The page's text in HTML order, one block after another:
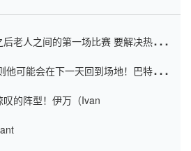
老人之间的第一场比赛 要解决热情的
可能会在下一天回到场地！巴特勒迈
的阵型！伊万（Ivan